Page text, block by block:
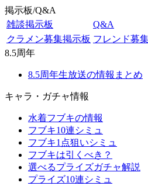
掲示板/Q&A
雑談掲示板
Q&A
クラメン募集掲示板 フレンド募
8.5周年
8.5周年生放送の情報まとめ
キャラ・ガチャ情報
水着フブキの情報
フブキ10連シミュ
フブキ1点狙いシミュ
フブキは引くべき？
選べるプライズガチャ解説
プライズ10連シミュ